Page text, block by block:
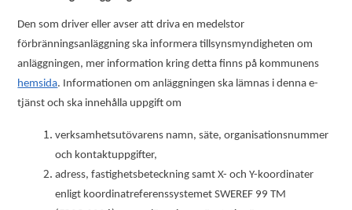
Den som driver eller avser att driva en medelstor
förbränningsanläggning ska informera tillsynsmyndigheten om
anläggningen, mer information kring detta finns på kommunens
hemsida. Informationen om anläggningen ska lämnas i denna e-
tjänst och ska innehålla uppgift om
verksamhetsutövarens namn, säte, organisationsnummer
och kontaktuppgifter,
adress, fastighetsbeteckning samt X- och Y-koordinater
enligt koordinatreferenssystemet SWEREF 99 TM